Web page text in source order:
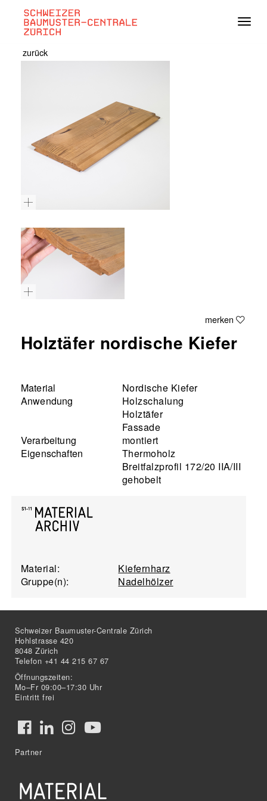
zurück
merken
Holztäfer nordische Kiefer
Material
Nordische Kiefer
Anwendung
Holzschalung
Holztäfer
Fassade
Verarbeitung
montiert
Eigenschaften
Thermoholz
Breitfalzprofil 172/20 IIA/III
gehobelt
Material:
Kiefernharz
Gruppe(n):
Nadelhölzer
Schweizer Baumuster-Centrale Zürich
Hohlstrasse 420
8048 Zürich
Telefon +41 44 215 67 67
Öffnungszeiten:
Mo–Fr 09:00–17:30 Uhr
Eintritt frei
Partner